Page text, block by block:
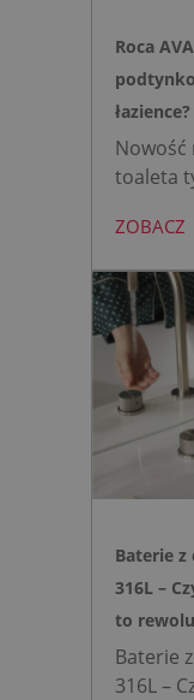
Roca
Nowość
toaleta
łazience
opartej
Idealne
ZOBACZ
Baterie z
316L –
to
łazience?
Baterie
316L –